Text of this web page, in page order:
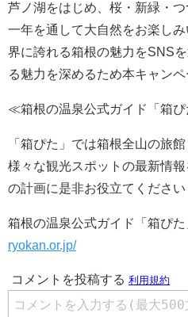
芦ノ湖をはじめ、桜・新緑・
一年を通して大自然をお楽し
界に誇れる箱根の魅力をSNS
る魅力を深めるため本キャン
≪箱根の温泉公式ガイド「箱
「箱ぴた」では箱根全山の旅
様々な観光スポットの最新情
の計画に是非お役立てください
箱根の温泉公式ガイド「箱ぴた
ryokan.or.jp/